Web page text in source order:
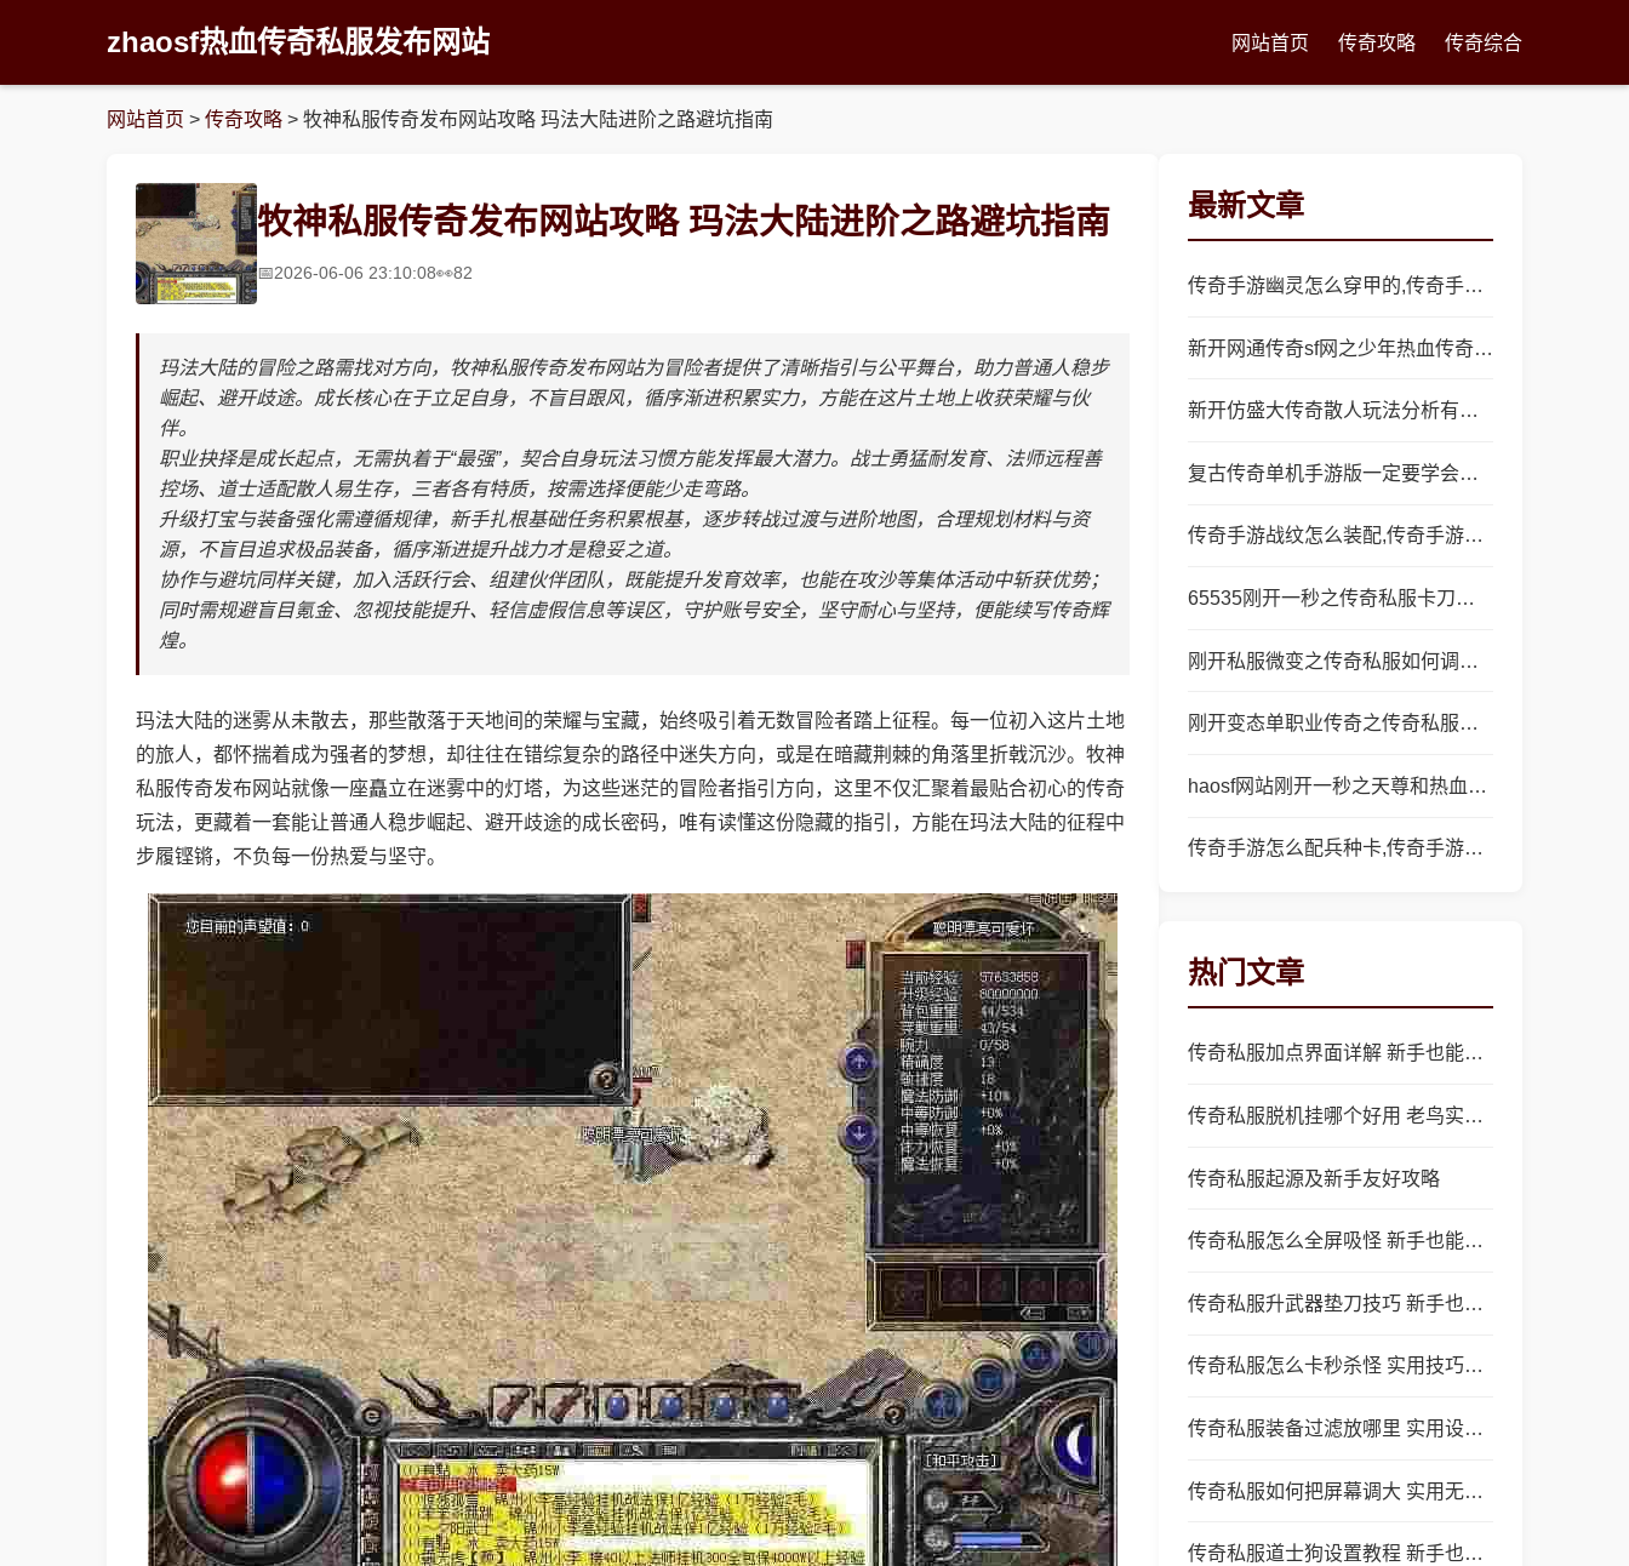
zhaosf热血传奇私服发布网站 网站首页 传奇攻略 传奇综合
网站首页 > 传奇攻略 > 牧神私服传奇发布网站攻略 玛法大陆进阶之路避坑指南
牧神私服传奇发布网站攻略 玛法大陆进阶之路避坑指南
2026-06-06 23:10:08 82
玛法大陆的冒险之路需找对方向，牧神私服传奇发布网站为冒险者提供了清晰指引与公平舞台，助力普通人稳步
崛起、避开歧途。成长核心在于立足自身，不盲目跟风，循序渐进积累实力，方能在这片土地上收获荣耀与伙
伴。
职业抉择是成长起点，无需执着于“最强”，契合自身玩法习惯方能发挥最大潜力。战士勇猛耐发育、法师远程善
控场、道士适配散人易生存，三者各有特质，按需选择便能少走弯路。
升级打宝与装备强化需遵循规律，新手扎根基础任务积累根基，逐步转战过渡与进阶地图，合理规划材料与资
源，不盲目追求极品装备，循序渐进提升战力才是稳妥之道。
协作与避坑同样关键，加入活跃行会、组建伙伴团队，既能提升发育效率，也能在攻沙等集体活动中斩获优势；
同时需规避盲目氪金、忽视技能提升、轻信虚假信息等误区，守护账号安全，坚守耐心与坚持，便能续写传奇辉
煌。
玛法大陆的迷雾从未散去，那些散落于天地间的荣耀与宝藏，始终吸引着无数冒险者踏上征程。每一位初入这片土地
的旅人，都怀揣着成为强者的梦想，却往往在错综复杂的路径中迷失方向，或是在暗藏荆棘的角落里折戟沉沙。牧神
私服传奇发布网站就像一座矗立在迷雾中的灯塔，为这些迷茫的冒险者指引方向，这里不仅汇聚着最贴合初心的传奇
玩法，更藏着一套能让普通人稳步崛起、避开歧途的成长密码，唯有读懂这份隐藏的指引，方能在玛法大陆的征程中
步履铿锵，不负每一份热爱与坚守。
最新文章
传奇手游幽灵怎么穿甲的,传奇手游幽灵怎么穿甲？
新开网通传奇sf网之少年热血传奇网吧怎么玩
新开仿盛大传奇散人玩法分析有优点也有缺点
复古传奇单机手游版一定要学会怎么配装
传奇手游战纹怎么装配,传奇手游战纹怎么装配？
65535刚开一秒之传奇私服卡刀怎么办
刚开私服微变之传奇私服如何调整权限
刚开变态单职业传奇之传奇私服为什么不给我双开
haosf网站刚开一秒之天尊和热血传奇哪个好
传奇手游怎么配兵种卡,传奇手游中如何正确配备兵种卡？
热门文章
传奇私服加点界面详解 新手也能精准加点不踩坑
传奇私服脱机挂哪个好用 老鸟实测避坑全攻略
传奇私服起源及新手友好攻略
传奇私服怎么全屏吸怪 新手也能轻松上手的实用攻略
传奇私服升武器垫刀技巧 新手也能避开坑稳成高攻武器
传奇私服怎么卡秒杀怪 实用技巧全解析
传奇私服装备过滤放哪里 实用设置技巧全解析
传奇私服如何把屏幕调大 实用无门槛攻略
传奇私服道士狗设置教程 新手也能轻松玩转